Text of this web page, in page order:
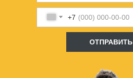
+7
ОТПРАВИТЬ